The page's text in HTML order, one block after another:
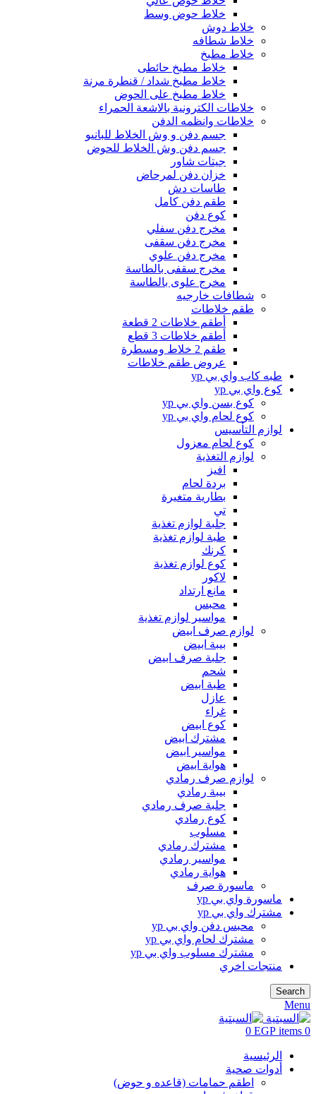
خلاط حوض وسط
خلاط دوش
خلاط شطافه
خلاط مطبخ
خلاط مطبخ حائطى
خلاط مطبخ شداد / قنطرة مرنة
خلاط مطبخ على الحوض
خلاطات الكترونية بالاشعة الحمراء
خلاطات وانظمه الدفن
جسم دفن و وش الخلاط للبانيو
جسم دفن وش الخلاط للحوض
جيتات شاور
خزان دفن لمرحاض
طاسات دش
طقم دفن كامل
كوع دفن
مخرج دفن سفلي
مخرج دفن سقفى
مخرج دفن علوي
مخرج سقفى بالطاسة
مخرج علوى بالطاسة
شطافات خارجيه
طقم خلاطات
أطقم خلاطات 2 قطعة
أطقم خلاطات 3 قطع
طقم 2 خلاط ومسطرة
عروض طقم خلاطات
طبه كاب واي بي yp
كوع واي بي yp
كوع بسن واي بي yp
كوع لحام واي بي yp
لوازم التأسيس
كوع لحام معزول
لوازم التغذية
افيز
بردة لحام
بطارية متغيرة
تي
جلبة لوازم تغذية
طبة لوازم تغذية
كرنك
كوع لوازم تغذية
لاكور
مانع ارتداد
محبس
مواسير لوازم تغذية
لوازم صرف ابيض
بيبة ابيض
جلبة صرف ابيض
شحم
طبة ابيض
عازل
غراء
كوع ابيض
مشترك ابيض
مواسير ابيض
هواية ابيض
لوازم صرف رمادي
بيبة رمادي
جلبة صرف رمادي
كوع رمادي
مسلوب
مشترك رمادي
مواسير رمادي
هواية رمادي
ماسورة صرف
ماسورة واي بي yp
مشترك واي بي yp
محبس دفن واي بي yp
مشترك لحام واي بي yp
مشترك مسلوب واي بي yp
منتجات اخري
Search
Menu
0
items
0 EGP
الرئيسية
أدوات صحية
اطقم حمامات (قاعده و حوض)